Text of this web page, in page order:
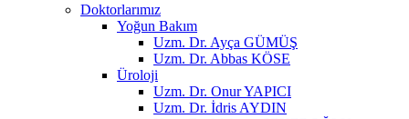
Doktorlarımız
Yoğun Bakım
Uzm. Dr. Ayça GÜMÜŞ
Uzm. Dr. Abbas KÖSE
Üroloji
Uzm. Dr. Onur YAPICI
Uzm. Dr. İdris AYDIN